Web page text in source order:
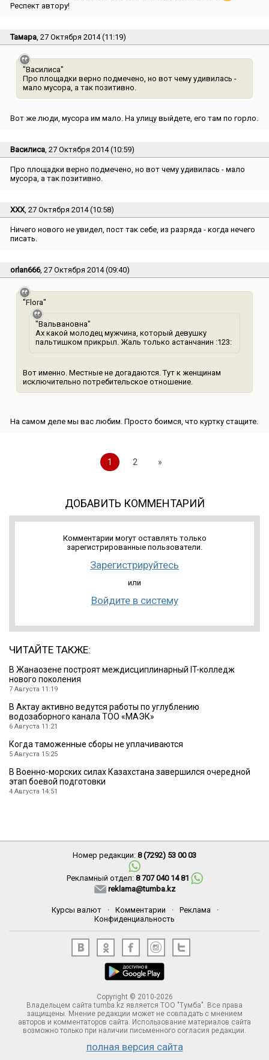
Респект автору!
Тамара , 27 Октября 2014 (11:19)
"Василиса"
Про площадки верно подмечено, но вот чему удивилась -
мало мусора, а так позитивно.
Вот же люди, мусора им мало. На улицу выйдете, его там по горло.
Василиса , 27 Октября 2014 (10:59)
Про площадки верно подмечено, но вот чему удивилась - мало
мусора, а так позитивно.
ХХХ, 27 Октября 2014 (10:58)
Ничего нового не увидел, пост так себе, из разряда - когда нечего
писать.
orlan666, 27 Октября 2014 (09:40)
"Flora"
"Вальвановна"
Ах какой молодец мужчина, который девушку
пальтишком прикрыл. Жаль только астанчанин :123:
Вот именно. Местные не догадаются. Тут к женщинам
исключительно потребительское отношение.
На самом деле мы вас любим. Просто боимся, что куртку стащите.
1 2 »
ДОБАВИТЬ КОММЕНТАРИЙ
Комментарии могут оставлять только
зарегистрированные пользователи.
Зарегистрируйтесь
или
Войдите в систему
ЧИТАЙТЕ ТАКЖЕ:
В Жанаозене построят междисциплинарный IT-колледж
нового поколения
7 Августа 11:19
В Актау активно ведутся работы по углублению
водозаборного канала ТОО «МАЭК»
6 Августа 11:21
Когда таможенные сборы не уплачиваются
5 Августа 15:25
В Военно-морских силах Казахстана завершился очередной
этап боевой подготовки
4 Августа 14:51
Номер редакции: 8 (7292) 53 00 03
Рекламный отдел: 8 707 040 14 81
reklama@tumba.kz
Курсы валют · Комментарии · Реклама
·
Конфиденциальность
Copyright © 2010-2026
Владельцем сайта tumba.kz является ТОО "Тумба". Все права
защищены. Мнение редакции может не совпадать с мнением
авторов и комментаторов сайта. Использование материалов сайта
возможно только при наличии письменного согласия редакции.
полная версия сайта